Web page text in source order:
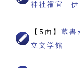
神社禰宜
【5面】蔵
立文学館